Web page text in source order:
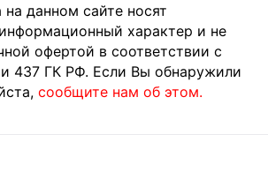
данном сайте носят
характер и не
офертой в соответствии с
437 ГК РФ. Если Вы обнаружили
сообщите нам об этом.